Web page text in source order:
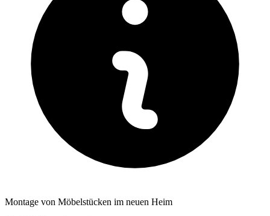
Montage von Möbelstücken im neuen Heim